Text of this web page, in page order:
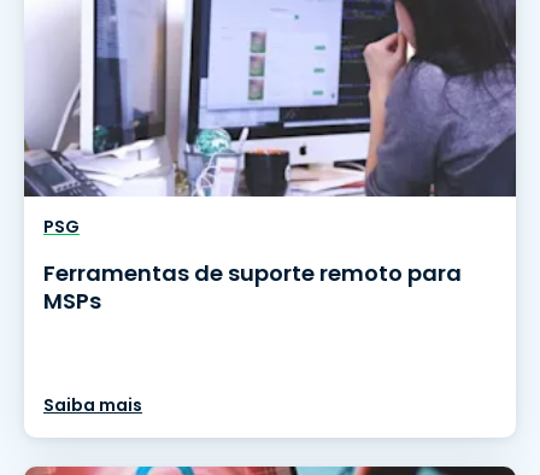
PSG
Ferramentas de suporte remoto para
MSPs
Saiba mais